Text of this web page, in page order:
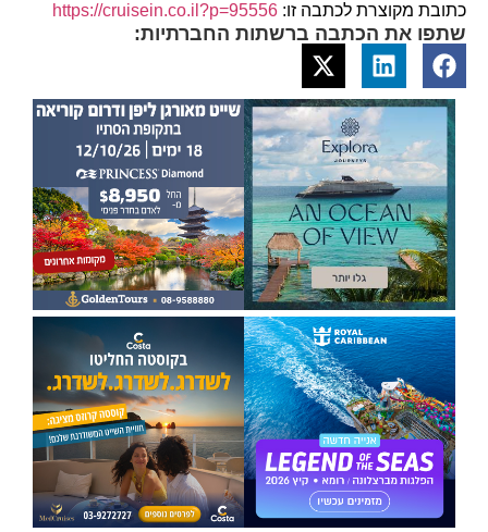
כתובת מקוצרת לכתבה זו: https://cruisein.co.il?p=95556
שתפו את הכתבה ברשתות החברתיות: